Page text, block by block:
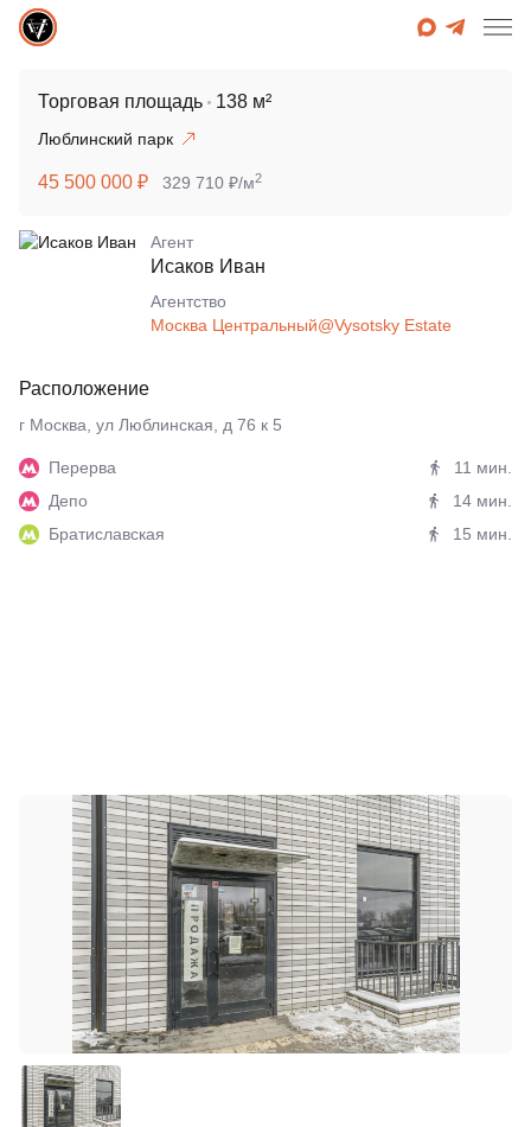
Торговая площадь 138 м²
Люблинский парк
45 500 000 ₽ 329 710 ₽/м2
Агент
Исаков Иван
Агентcтво
Москва Центральный@Vysotsky Estate
Расположение
г Москва, ул Люблинская, д 76 к 5
Перерва
11 мин.
Депо
14 мин.
Братиславская
15 мин.